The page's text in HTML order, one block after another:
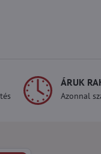
ÁRUK
Azonnal